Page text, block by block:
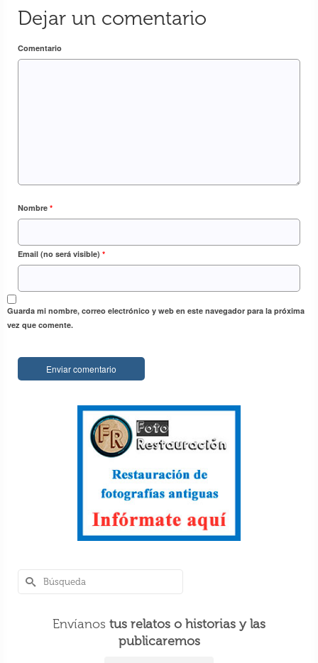
Dejar un comentario
Comentario
Nombre *
Email (no será visible) *
Guarda mi nombre, correo electrónico y web en este navegador para la próxima
vez que comente.
Envíanos tus relatos o historias y las
publicaremos